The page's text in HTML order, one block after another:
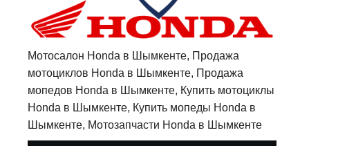
Мотосалон Honda в Шымкенте, Продажа
мотоциклов Honda в Шымкенте, Продажа
мопедов Honda в Шымкенте, Купить мотоциклы
Honda в Шымкенте, Купить мопеды Honda в
Шымкенте, Мотозапчасти Honda в Шымкенте